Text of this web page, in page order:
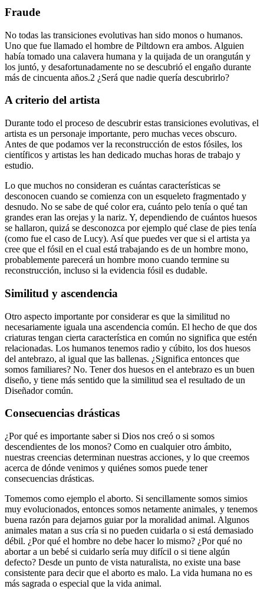
Fraude
No todas las transiciones evolutivas han sido monos o humanos.
Uno que fue llamado el hombre de Piltdown era ambos. Alguien
había tomado una calavera humana y la quijada de un orangután y
los juntó, y desafortunadamente no se descubrió el engaño durante
más de cincuenta años.2 ¿Será que nadie quería descubrirlo?
A criterio del artista
Durante todo el proceso de descubrir estas transiciones evolutivas, el
artista es un personaje importante, pero muchas veces obscuro.
Antes de que podamos ver la reconstrucción de estos fósiles, los
científicos y artistas les han dedicado muchas horas de trabajo y
estudio.
Lo que muchos no consideran es cuántas características se
desconocen cuando se comienza con un esqueleto fragmentado y
desnudo. No se sabe de qué color era, cuánto pelo tenía o qué tan
grandes eran las orejas y la nariz. Y, dependiendo de cuántos huesos
se hallaron, quizá se desconozca por ejemplo qué clase de pies tenía
(como fue el caso de Lucy). Así que puedes ver que si el artista ya
cree que el fósil en el cual está trabajando es de un hombre mono,
probablemente parecerá un hombre mono cuando termine su
reconstrucción, incluso si la evidencia fósil es dudable.
Similitud y ascendencia
Otro aspecto importante por considerar es que la similitud no
necesariamente iguala una ascendencia común. El hecho de que dos
criaturas tengan cierta característica en común no significa que estén
relacionadas. Los humanos tenemos radio y cúbito, los dos huesos
del antebrazo, al igual que las ballenas. ¿Significa entonces que
somos familiares? No. Tener dos huesos en el antebrazo es un buen
diseño, y tiene más sentido que la similitud sea el resultado de un
Diseñador común.
Consecuencias drásticas
¿Por qué es importante saber si Dios nos creó o si somos
descendientes de los monos? Como en cualquier otro ámbito,
nuestras creencias determinan nuestras acciones, y lo que creemos
acerca de dónde venimos y quiénes somos puede tener
consecuencias drásticas.
Tomemos como ejemplo el aborto. Si sencillamente somos simios
muy evolucionados, entonces somos netamente animales, y tenemos
buena razón para dejarnos guiar por la moralidad animal. Algunos
animales matan a sus cría si no pueden cuidarla o si está demasiado
débil. ¿Por qué el hombre no debe hacer lo mismo? ¿Por qué no
abortar a un bebé si cuidarlo sería muy difícil o si tiene algún
defecto? Desde un punto de vista naturalista, no existe una base
consistente para decir que el aborto es malo. La vida humana no es
más sagrada o especial que la vida animal.